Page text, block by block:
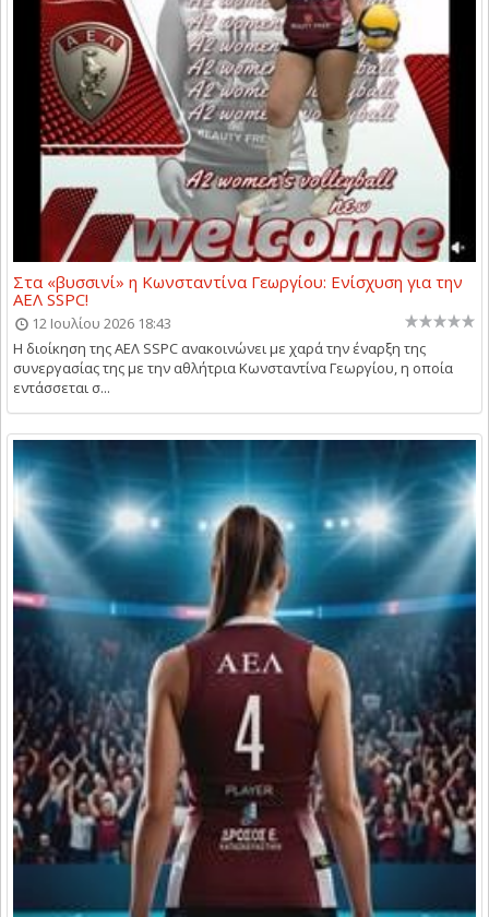
Στα «βυσσινί» η Κωνσταντίνα Γεωργίου: Ενίσχυση για την
ΑΕΛ SSPC!
12 Ιουλίου 2026 18:43
​ Η διοίκηση της ΑΕΛ SSPC ανακοινώνει με χαρά την έναρξη της
συνεργασίας της με την αθλήτρια Κωνσταντίνα Γεωργίου, η οποία
εντάσσεται σ...